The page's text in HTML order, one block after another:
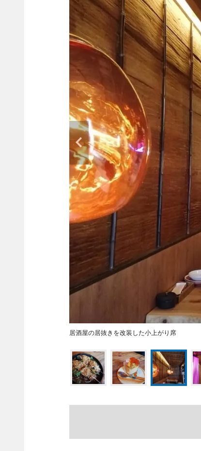
居酒屋の居抜きを改装した小上がり席